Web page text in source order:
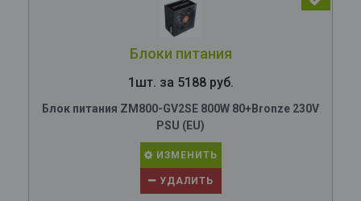
Блоки питания
1шт. за 5188 руб.
Блок питания ZM800-GV2SE 800W 80+Bronze 230V
PSU (EU)
ИЗМЕНИТЬ
УДАЛИТЬ